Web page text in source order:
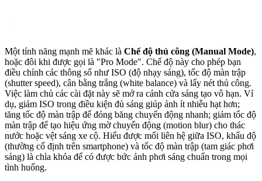
Một tính năng mạnh mẽ khác là Chế độ thủ công (Manual Mode),
hoặc đôi khi được gọi là "Pro Mode". Chế độ này cho phép bạn
điều chỉnh các thông số như ISO (độ nhạy sáng), tốc độ màn trập
(shutter speed), cân bằng trắng (white balance) và lấy nét thủ công.
Việc làm chủ các cài đặt này sẽ mở ra cánh cửa sáng tạo vô hạn. Ví
dụ, giảm ISO trong điều kiện đủ sáng giúp ảnh ít nhiễu hạt hơn;
tăng tốc độ màn trập để đóng băng chuyển động nhanh; giảm tốc độ
màn trập để tạo hiệu ứng mờ chuyển động (motion blur) cho thác
nước hoặc vệt sáng xe cộ. Hiểu được mối liên hệ giữa ISO, khẩu độ
(thường cố định trên smartphone) và tốc độ màn trập (tam giác phơi
sáng) là chìa khóa để có được bức ảnh phơi sáng chuẩn trong mọi
tình huống.